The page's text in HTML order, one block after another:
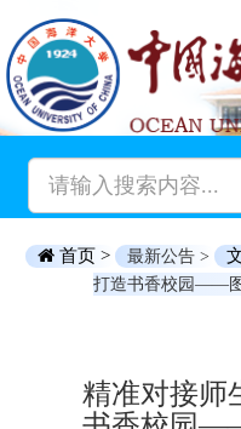
首页 > 最新公告 >
打造书香校园——
精准对接师